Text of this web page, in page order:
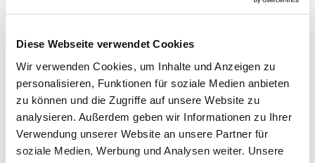
Diese Webseite verwendet Cookies
Wir verwenden Cookies, um Inhalte und Anzeigen zu
personalisieren, Funktionen für soziale Medien anbieten
zu können und die Zugriffe auf unsere Website zu
analysieren. Außerdem geben wir Informationen zu Ihrer
Verwendung unserer Website an unsere Partner für
soziale Medien, Werbung und Analysen weiter. Unsere
Dies könnte Sie auch
interessieren